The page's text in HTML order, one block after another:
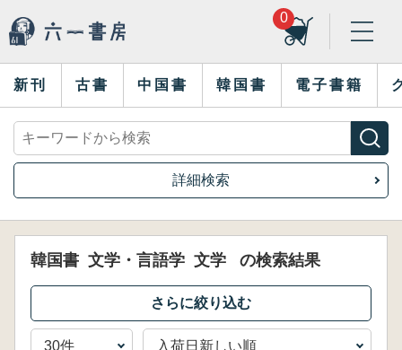
0
新刊 古書 中国書 韓国書 電子書籍
詳細検索
韓国書 文学・言語学 文学 の検索結果